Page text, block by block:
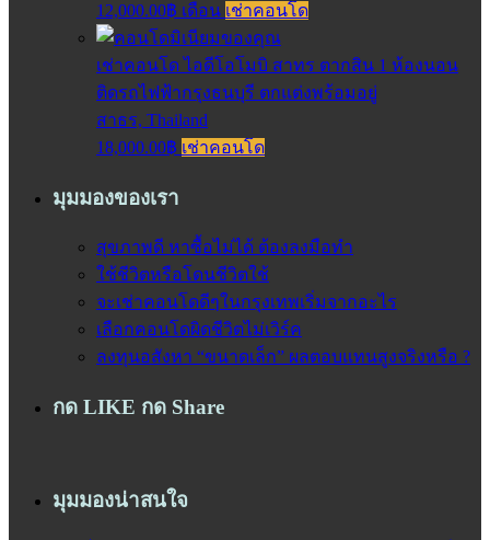
12,000.00฿ เดือน เช่าคอนโด
เช่าคอนโด ไอดีโอโมบิ สาทร ตากสิน 1 ห้องนอน
ติดรถไฟฟ้ากรุงธนบุรี ตกแต่งพร้อมอยู่
สาธร, Thailand
18,000.00฿ เช่าคอนโด
มุมมองของเรา
สุขภาพดี หาซื้อไม่ได้ ต้องลงมือทำ
ใช้ชีวิตหรือโดนชีวิตใช้
จะเช่าคอนโดดีๆในกรุงเทพเริ่มจากอะไร
เลือกคอนโดผิดชีวิตไม่เวิร์ค
ลงทุนอสังหา “ขนาดเล็ก” ผลตอบแทนสูงจริงหรือ ?
กด LIKE กด Share
มุมมองน่าสนใจ